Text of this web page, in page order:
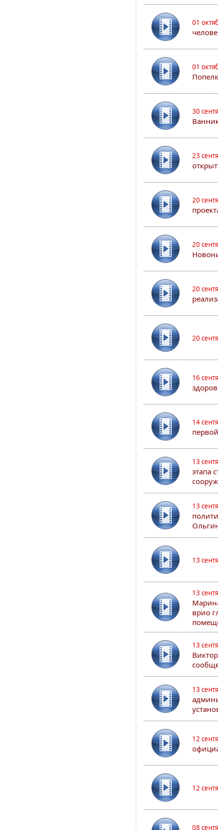
01
01
30
23
20
20
20
20
16
14
13
этапа
13
13
13
врио
13
13
12
12
08